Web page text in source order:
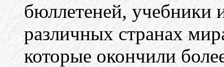
бюллетеней, учебники
различных странах
которые окончили